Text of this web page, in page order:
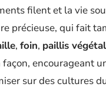
filent et la vie
précieuse, qui fait
, foin, paillis végétal
encourageant
sur des cultures